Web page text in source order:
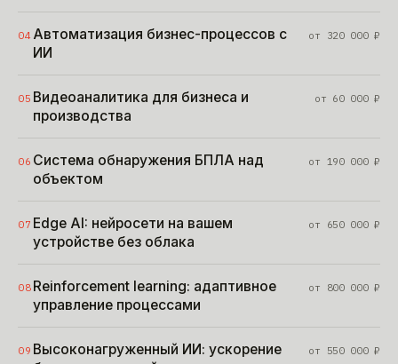
04 Автоматизация бизнес-процессов с
ИИ
от 320 000₽
05 Видеоаналитика для бизнеса и
производства
от 60 000₽
06 Система обнаружения БПЛА над
объектом
от 190 000₽
07 Edge AI: нейросети на вашем
устройстве без облака
от 650 000₽
08 Reinforcement learning: адаптивное
управление процессами
от 800 000₽
09 Высоконагруженный ИИ: ускорение
от 550 000₽